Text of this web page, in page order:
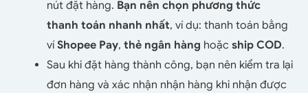
nút đặt hàng. Bạn nên chọn phương thức
thanh toán nhanh nhất, ví dụ: thanh toán bằng
víShopee Pay, thẻ ngân hàng hoặc ship COD.
Sau khi đặt hàng thành công, bạn nên kiểm tra lại
đơn hàng và xác nhận nhận hàng khi nhận được